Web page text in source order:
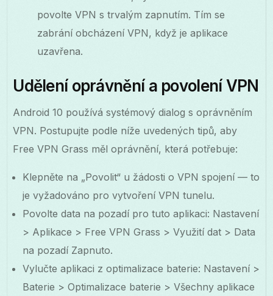
povolte VPN s trvalým zapnutím. Tím se
zabrání obcházení VPN, když je aplikace
uzavřena.
Udělení oprávnění a povolení VPN
Android 10 používá systémový dialog s oprávněním
VPN. Postupujte podle níže uvedených tipů, aby
Free VPN Grass měl oprávnění, která potřebuje:
Klepněte na „Povolit“ u žádosti o VPN spojení — to
je vyžadováno pro vytvoření VPN tunelu.
Povolte data na pozadí pro tuto aplikaci: Nastavení
> Aplikace > Free VPN Grass > Využití dat > Data
na pozadí Zapnuto.
Vylučte aplikaci z optimalizace baterie: Nastavení >
Baterie > Optimalizace baterie > Všechny aplikace